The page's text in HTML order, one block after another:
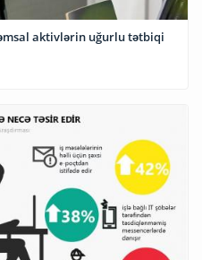
aktivlərin uğurlu tətbiqi